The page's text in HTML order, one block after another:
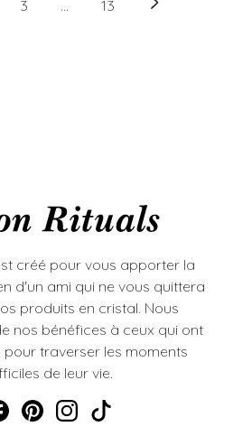
3 … 13
créé pour vous apporter la
d'un ami qui ne vous quittera
produits en cristal. Nous
nos bénéfices à ceux qui ont
pour traverser les moments
de leur vie.